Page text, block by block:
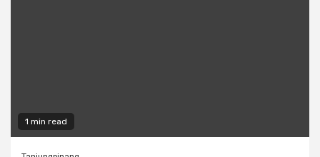
1 min read